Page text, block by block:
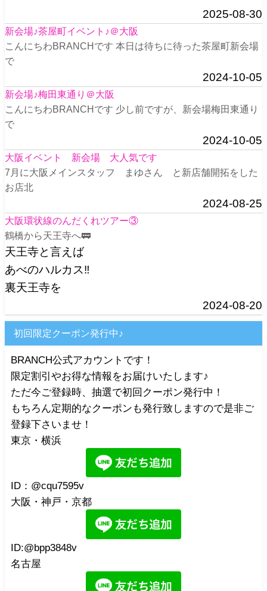
2025-08-30
新会場♪茶屋町イベント♪＠大阪
こんにちわBRANCHです 本日は待ちに待った茶屋町新会場
で
2024-10-05
新会場♪梅田東通り＠大阪
こんにちわBRANCHです 少し前ですが、新会場梅田東通り
で
2024-10-05
大阪イベント 新会場 大人気です
7月に大阪メインスタッフ まゆさん と新店舗開拓をした
お店北
2024-08-25
大阪環状線のんだくれツアー③
鶴橋から天王寺へ🚃
天王寺と言えば
あべのハルカス‼️
裏天王寺を
2024-08-20
初回限定クーポン発行中♪
BRANCH公式アカウントです！
限定割引やお得な情報をお届けいたします♪
ただ今ご登録時、抽選で初回クーポン発行中！
もちろん定期的なクーポンも発行致しますので是非ご
登録下さいませ！
東京・横浜
ID：@cqu7595v
大阪・神戸・京都
ID:@bpp3848v
名古屋